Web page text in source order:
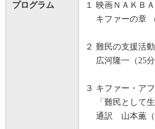
プログラム
１ 映画ＮＡＫＢ
キファーの章 （
２ 難民の支援活
広河隆一（25分
３ キファー・ア
「難民として生
通訳 山本薫（